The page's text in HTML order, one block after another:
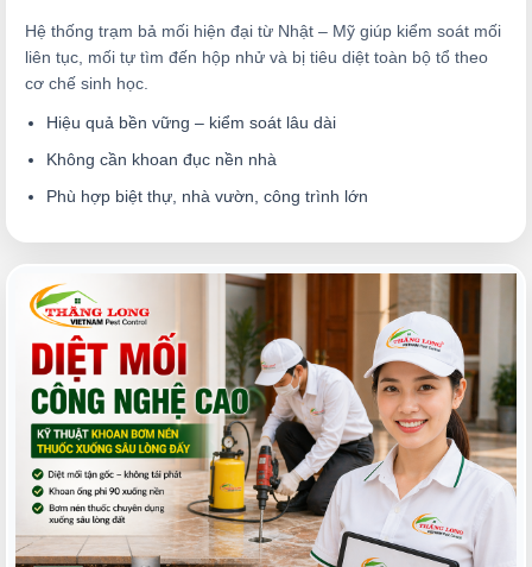
Hệ thống trạm bả mối hiện đại từ Nhật – Mỹ giúp kiểm soát mối
liên tục, mối tự tìm đến hộp nhử và bị tiêu diệt toàn bộ tổ theo
cơ chế sinh học.
Hiệu quả bền vững – kiểm soát lâu dài
Không cần khoan đục nền nhà
Phù hợp biệt thự, nhà vườn, công trình lớn